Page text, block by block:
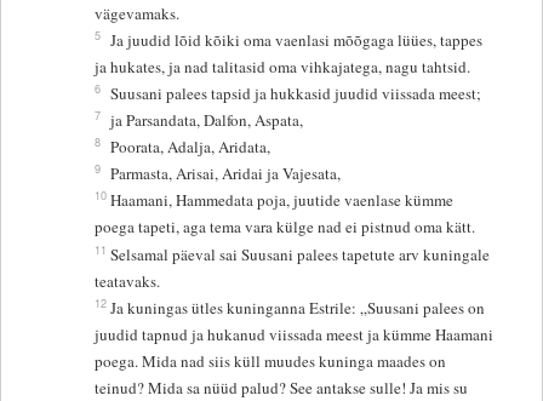
vägevamaks.
5 Ja juudid lõid kõiki oma vaenlasi mõõgaga lüües, tappes
ja hukates, ja nad talitasid oma vihkajatega, nagu tahtsid.
6 Suusani palees tapsid ja hukkasid juudid viissada meest;
7 ja Parsandata, Dalfon, Aspata,
8 Poorata, Adalja, Aridata,
9 Parmasta, Arisai, Aridai ja Vajesata,
10 Haamani, Hammedata poja, juutide vaenlase kümme
poega tapeti, aga tema vara külge nad ei pistnud oma kätt.
11 Selsamal päeval sai Suusani palees tapetute arv kuningale
teatavaks.
12 Ja kuningas ütles kuninganna Estrile: „Suusani palees on
juudid tapnud ja hukanud viissada meest ja kümme Haamani
poega. Mida nad siis küll muudes kuninga maades on
teinud? Mida sa nüüd palud? See antakse sulle! Ja mis su